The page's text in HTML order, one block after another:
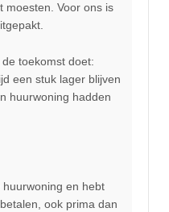
moesten. Voor ons is
toekomst doet:
een stuk lager blijven
huurwoning hadden
en hebt
ook prima dan